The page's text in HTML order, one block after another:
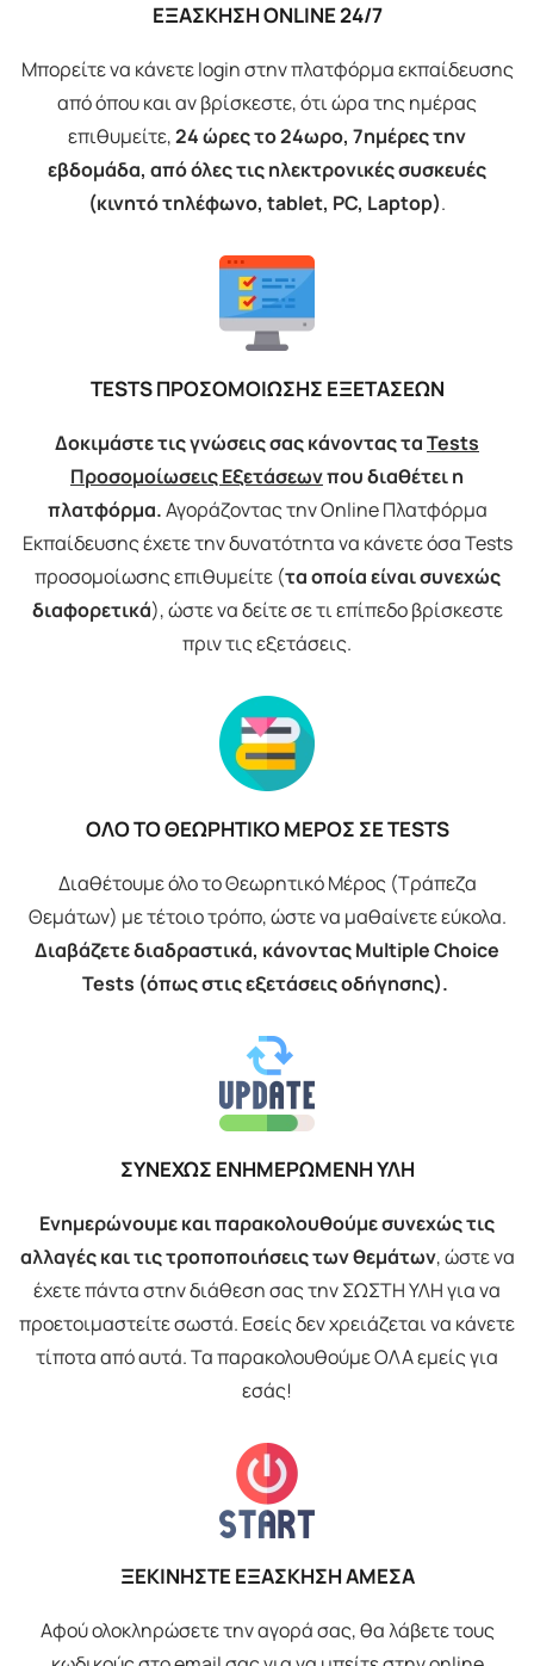
ΕΞΑΣΚΗΣΗ ONLINE 24/7
Μπορείτε να κάνετε login στην πλατφόρμα εκπαίδευσης
από όπου και αν βρίσκεστε, ότι ώρα της ημέρας
επιθυμείτε,24 ώρες το 24ωρο, 7ημέρες την
εβδομάδα, από όλες τις ηλεκτρονικές συσκευές
(κινητό τηλέφωνο, tablet, PC, Laptop).
TESTS ΠΡΟΣΟΜΟΙΩΣΗΣ ΕΞΕΤΑΣΕΩΝ
Δοκιμάστε τις γνώσεις σας κάνοντας ταTests
Προσομοίωσεις Εξετάσεωνπου διαθέτει η
πλατφόρμα.Αγοράζοντας την Online Πλατφόρμα
Εκπαίδευσης έχετε την δυνατότητα να κάνετε όσα Tests
προσομοίωσης επιθυμείτε (τα οποία είναι συνεχώς
διαφορετικά), ώστε να δείτε σε τι επίπεδο βρίσκεστε
πριν τις εξετάσεις.
ΟΛΟ ΤΟ ΘΕΩΡΗΤΙΚΟ ΜΕΡΟΣ ΣΕ TESTS
Διαθέτουμε όλο το Θεωρητικό Μέρος (Τράπεζα
Θεμάτων) με τέτοιο τρόπο, ώστε να μαθαίνετε εύκολα.
Διαβάζετε διαδραστικά, κάνοντας Multiple Choice
Tests (όπως στις εξετάσεις οδήγησης).
ΣΥΝΕΧΩΣ ΕΝΗΜΕΡΩΜΕΝΗ ΥΛΗ
Ενημερώνουμε και παρακολουθούμε συνεχώς τις
αλλαγές και τις τροποποιήσεις των θεμάτων, ώστε να
έχετε πάντα στην διάθεση σας την ΣΩΣΤΗ ΥΛΗ για να
προετοιμαστείτε σωστά. Εσείς δεν χρειάζεται να κάνετε
τίποτα από αυτά. Τα παρακολουθούμε ΟΛΑ εμείς για
εσάς!
ΞΕΚΙΝΗΣΤΕ ΕΞΑΣΚΗΣΗ ΑΜΕΣΑ
Αφού ολοκληρώσετε την αγορά σας, θα λάβετε τους